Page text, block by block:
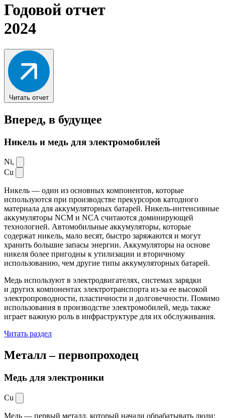
Годовой отчет
2024
Читать отчет
Вперед, в будущее
Никель и медь для электромобилей
Ni,
Cu
Никель — один из основных компонентов, которые
используются при производстве прекурсоров катодного
материала для аккумуляторных батарей. Никель-интенсивные
аккумуляторы NCM и NCA считаются доминирующей
технологией. Автомобильные аккумуляторы, которые
содержат никель, мало весят, быстро заряжаются и могут
хранить большие запасы энергии. Аккумуляторы на основе
никеля более пригодны к утилизации и вторичному
использованию, чем другие типы аккумуляторных батарей.
Медь используют в электродвигателях, системах зарядки
и других компонентах электротранспорта из-за ее высокой
электропроводности, пластичности и долговечности. Помимо
использования в производстве электромобилей, медь также
играет важную роль в инфраструктуре для их обслуживания.
Читать раздел
Металл –первопроходец
Медь для электроники
Cu
Медь — первый металл, который начали обрабатывать люди: